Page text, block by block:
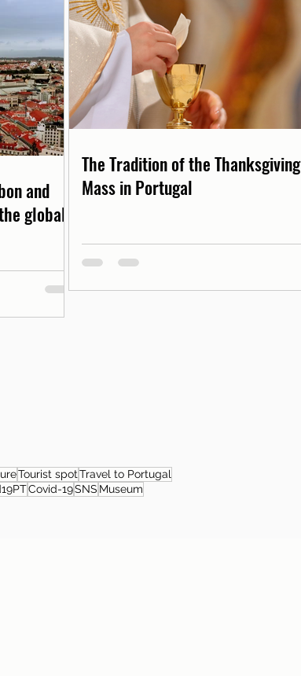
and
global
The Tradition of the Thanksgiving
Mass in Portugal
Tourist spotTravel to Portugal
Covid-19SNS Museum